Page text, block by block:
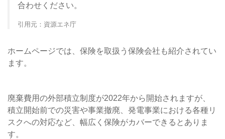
合わせください。
引用元：資源エネ庁
ホームページでは、保険を取扱う保険会社も紹介されてい
ます。
廃棄費用の外部積立制度が2022年から開始されますが、
積立開始前での災害や事業撤廃、発電事業における各種リ
スクへの対応など、幅広く保険がカバーできるとありま
す。